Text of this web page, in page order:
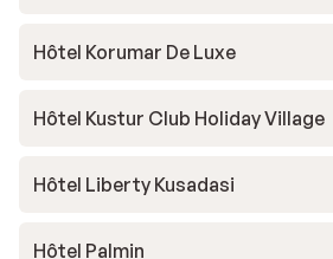
Hôtel Korumar De Luxe
Hôtel Kustur Club Holiday Village
Hôtel Liberty Kusadasi
Hôtel Palmin